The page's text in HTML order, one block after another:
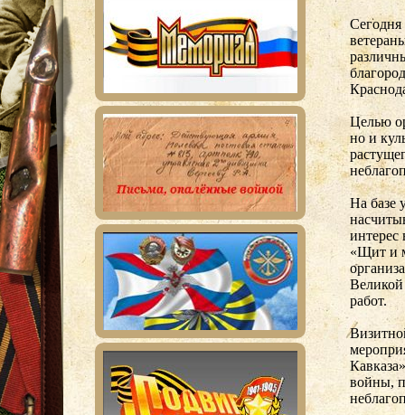
Сегодня
Целью
но и
На базе
интерес
«Щит и
работ.
войны,